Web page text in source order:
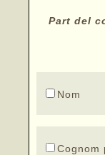
Part del
Nom
Cognom